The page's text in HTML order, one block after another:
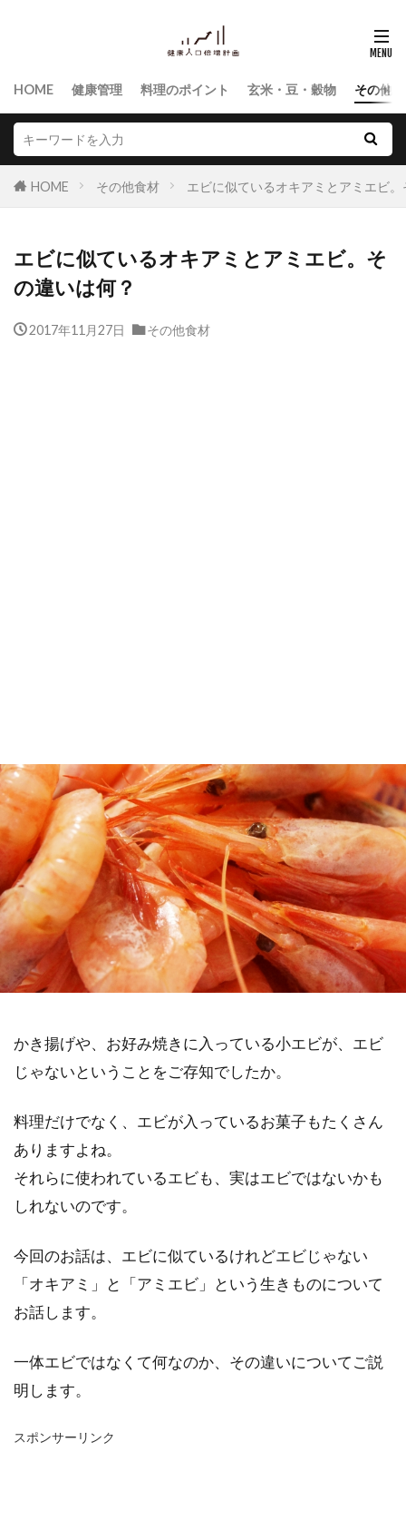
HOME 健康管理 料理のポイント 玄米・豆・穀物 その他
HOME その他食材 エビに似ているオキアミとアミエビ
エビに似ているオキアミとアミエビ。そ
の違いは何？
2017年11月27日 その他食材
かき揚げや、お好み焼きに入っている小エビが、エビ
じゃないということをご存知でしたか。
料理だけでなく、エビが入っているお菓子もたくさん
ありますよね。
それらに使われているエビも、実はエビではないかも
しれないのです。
今回のお話は、エビに似ているけれどエビじゃない
「オキアミ」と「アミエビ」という生きものについて
お話します。
一体エビではなくて何なのか、その違いについてご説
明します。
スポンサーリンク